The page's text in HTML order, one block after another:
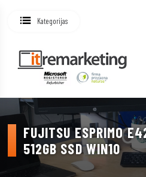
Kategorijas
FUJITSU ESPRIMO
512GB SSD WIN10